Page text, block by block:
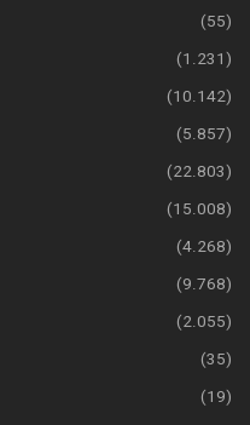
(55)
(1.231)
(10.142)
(5.857)
(22.803)
(15.008)
(4.268)
(9.768)
(2.055)
(35)
(19)